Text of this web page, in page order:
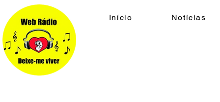
Início Notícias